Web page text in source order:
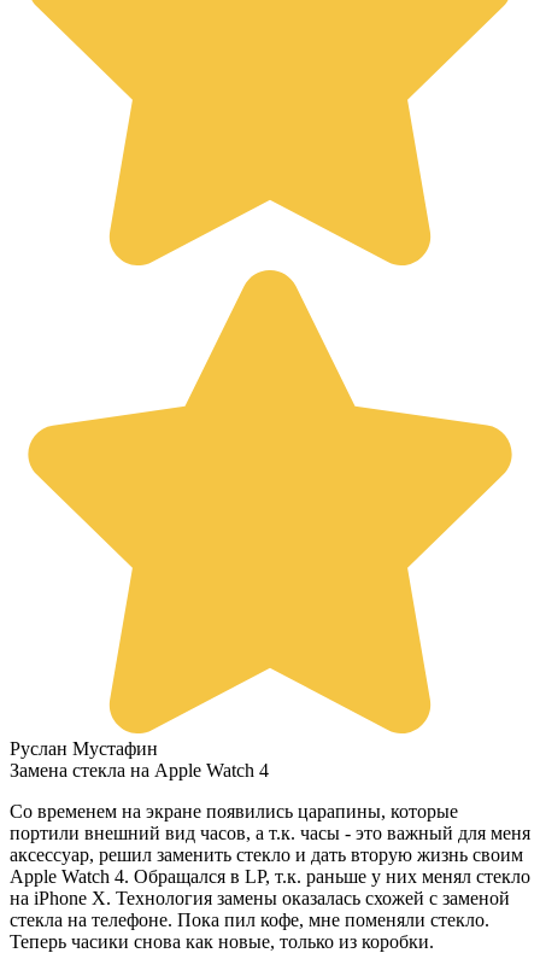
Руслан Мустафин
Замена стекла на Apple Watch 4
Со временем на экране появились царапины, которые
портили внешний вид часов, а т.к. часы - это важный для меня
аксессуар, решил заменить стекло и дать вторую жизнь своим
Apple Watch 4. Обращался в LP, т.к. раньше у них менял стекло
на iPhone X. Технология замены оказалась схожей с заменой
стекла на телефоне. Пока пил кофе, мне поменяли стекло.
Теперь часики снова как новые, только из коробки.